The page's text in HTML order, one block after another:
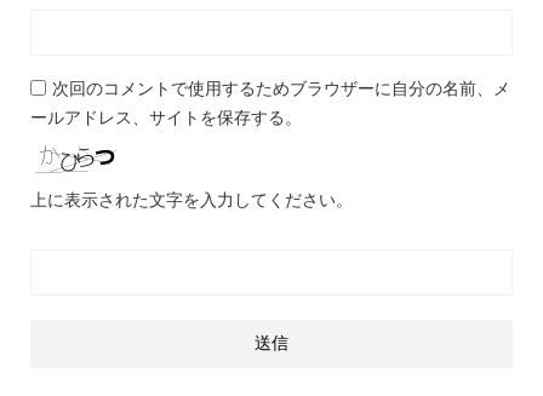
次回のコメントで使用するためブラウザーに自分の名前、メ
ールアドレス、サイトを保存する。
上に表示された文字を入力してください。